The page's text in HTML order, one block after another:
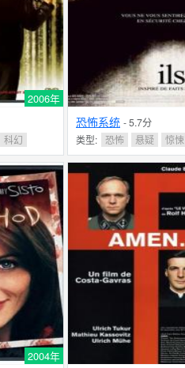
2006年
科幻
恐怖系统 - 5.7分
类型:
恐怖 悬疑 惊悚
2004年